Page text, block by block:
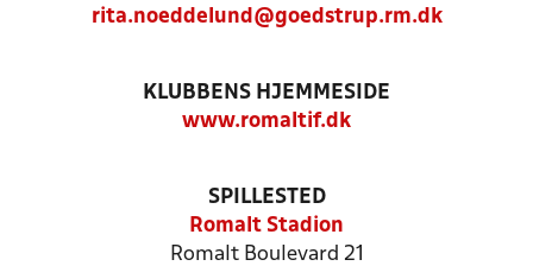
rita.noeddelund@goedstrup.rm.dk
KLUBBENS HJEMMESIDE
www.romaltif.dk
SPILLESTED
Romalt Stadion
Romalt Boulevard 21